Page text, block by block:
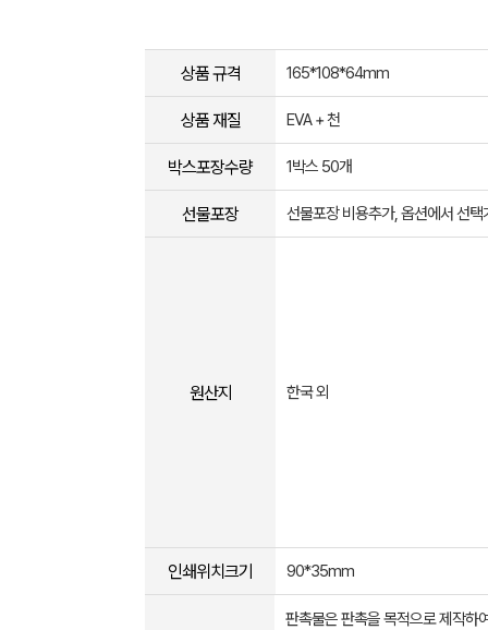
상품 규격 165*108*64mm
상품 재질 EVA + 천
박스포장수량 1박스 50개
선물포장 선물포장 비용추가, 옵션에서 선택
원산지 한국 외
인쇄위치크기 90*35mm
판촉물은 판촉을 목적으로 제작하